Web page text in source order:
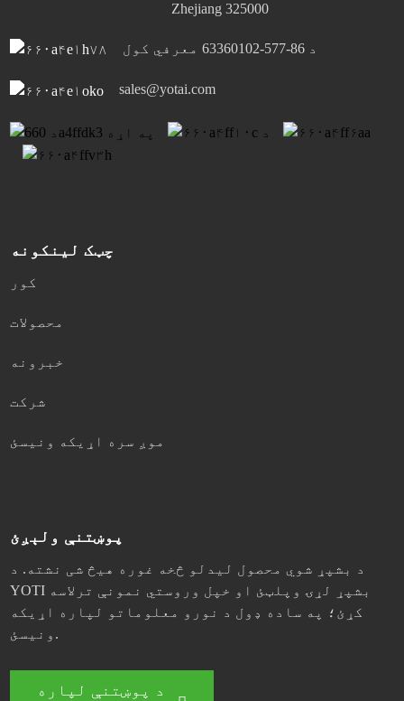
Zhejiang 325000
د 86-577-63360102 معرفي کول
sales@yotai.com
چټک لینکونه
کور
محصولات
خبرونه
شرکت
موږ سره اړیکه ونیسئ
پوښتنې ولېږئ
د بشپړ شوي محصول لیدلو څخه غوره هیڅ شی نشته. د
YOTI بشپړ لړۍ وپلټئ او خپل وروستي نمونې ترلاسه
کړئ؛ په ساده ډول د نورو معلوماتو لپاره اړیکه
ونیسئ.
د پوښتنې لپاره